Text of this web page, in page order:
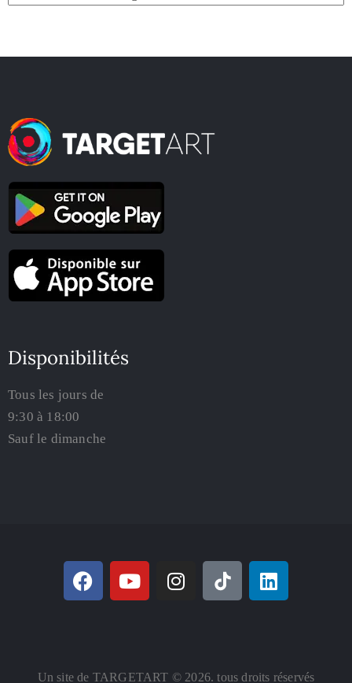
Disponibilités
Tous les jours de
9:30 à 18:00
Sauf le dimanche
Un site de TARGETART © 2026. tous droits réservés